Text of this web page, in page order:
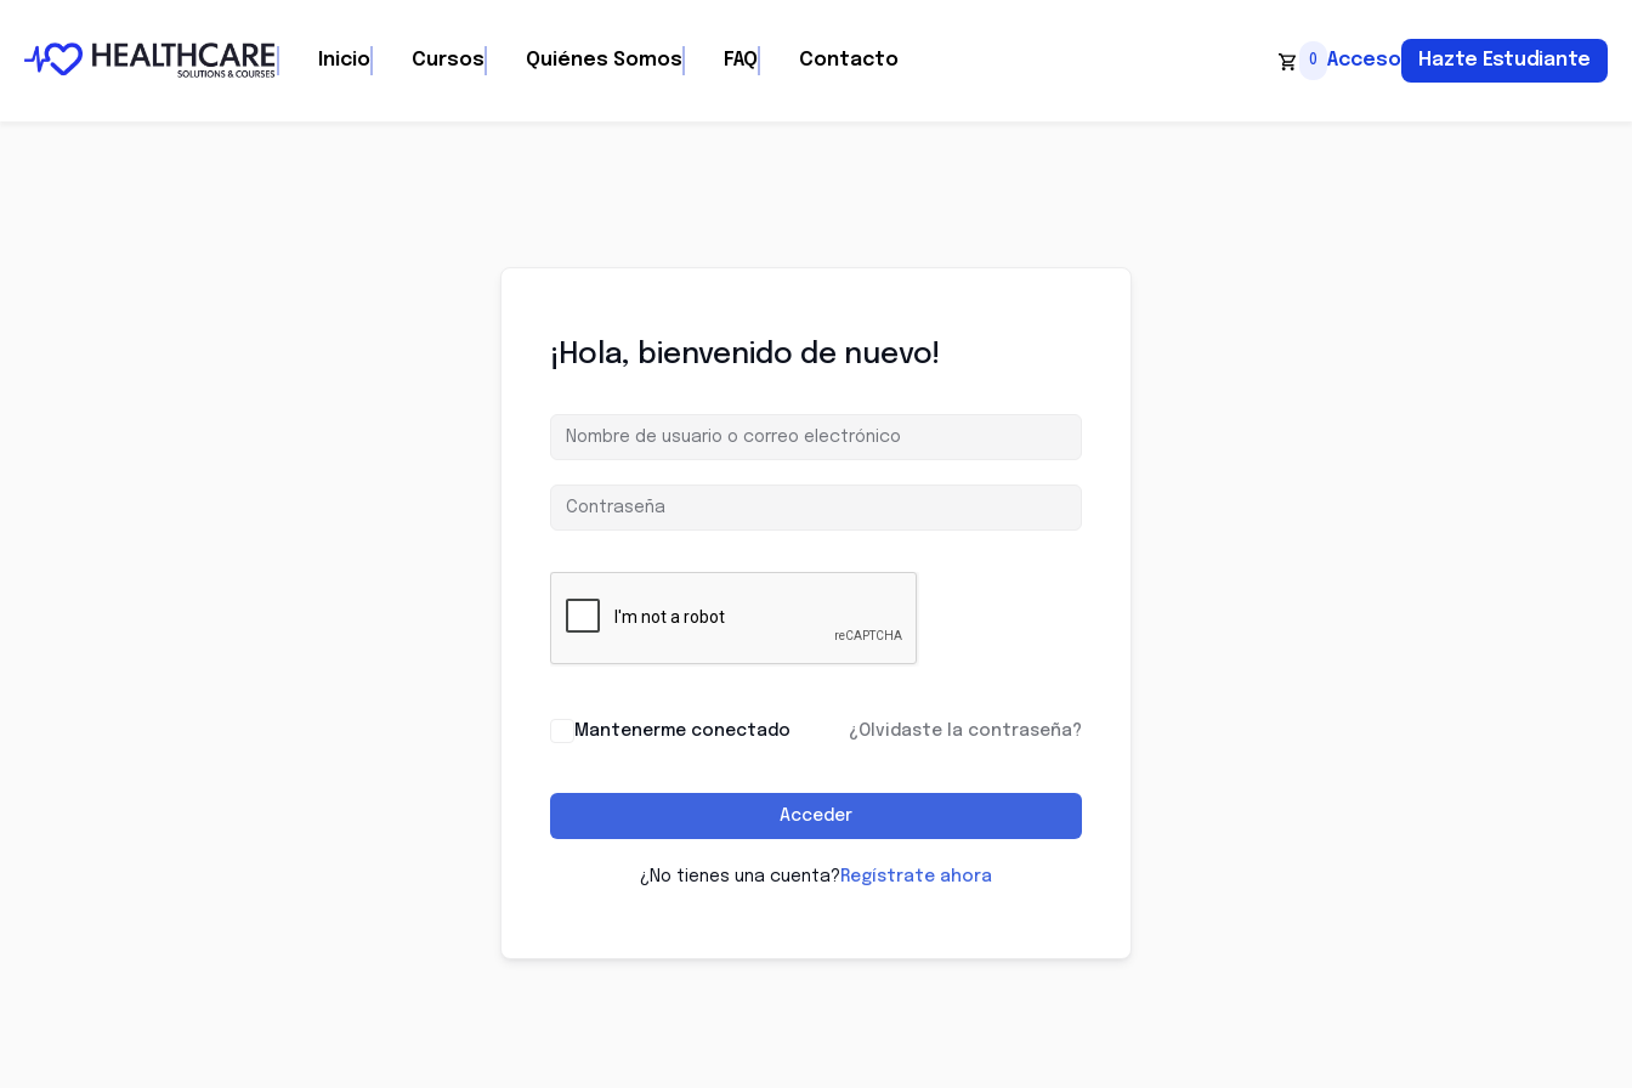
Inicio Cursos Quiénes Somos FAQ Contacto 0 Acceso Hazte Estudiante
¡Hola, bienvenido de nuevo!
Mantenerme conectado ¿Olvidaste la contraseña?
Acceder
¿No tienes una cuenta? Regístrate ahora